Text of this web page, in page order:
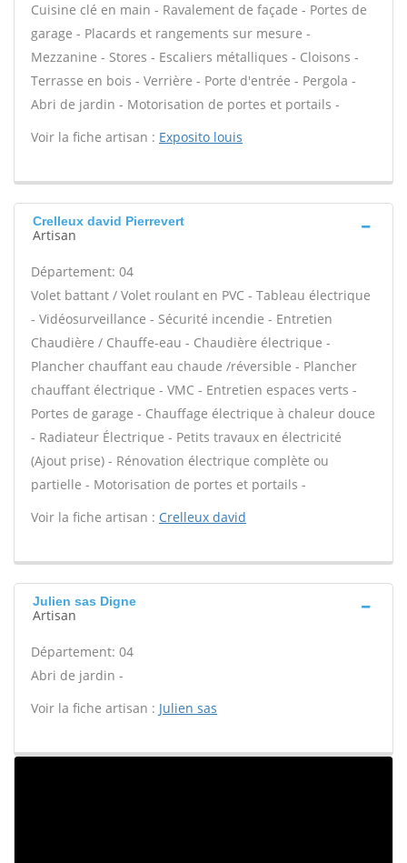
Cuisine clé en main - Ravalement de façade - Portes de
garage - Placards et rangements sur mesure -
Mezzanine - Stores - Escaliers métalliques - Cloisons -
Terrasse en bois - Verrière - Porte d'entrée - Pergola -
Abri de jardin - Motorisation de portes et portails -
Voir la fiche artisan : Exposito louis
Crelleux david Pierrevert
Artisan
Département: 04
Volet battant / Volet roulant en PVC - Tableau électrique
- Vidéosurveillance - Sécurité incendie - Entretien
Chaudière / Chauffe-eau - Chaudière électrique -
Plancher chauffant eau chaude /réversible - Plancher
chauffant électrique - VMC - Entretien espaces verts -
Portes de garage - Chauffage électrique à chaleur douce
- Radiateur Électrique - Petits travaux en électricité
(Ajout prise) - Rénovation électrique complète ou
partielle - Motorisation de portes et portails -
Voir la fiche artisan : Crelleux david
Julien sas Digne
Artisan
Département: 04
Abri de jardin -
Voir la fiche artisan : Julien sas